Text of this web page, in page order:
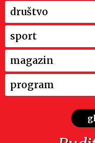
društvo
sport
magazin
program